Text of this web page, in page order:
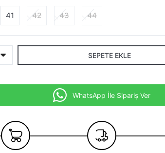
41 42 43 44
SEPETE EKLE
WhatsApp İle Sipariş Ver